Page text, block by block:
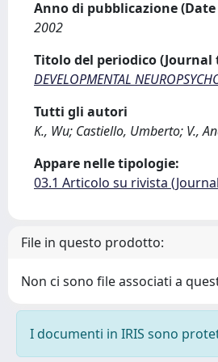
Anno di pubblicazione
2002
Titolo del periodico (Journal
DEVELOPMENTAL
Tutti gli autori
K., Wu; Castiello, Umberto; V.,
Appare nelle tipologie:
03.1 Articolo su rivista
File in questo prodotto:
Non ci sono file associati a
I documenti in IRIS sono